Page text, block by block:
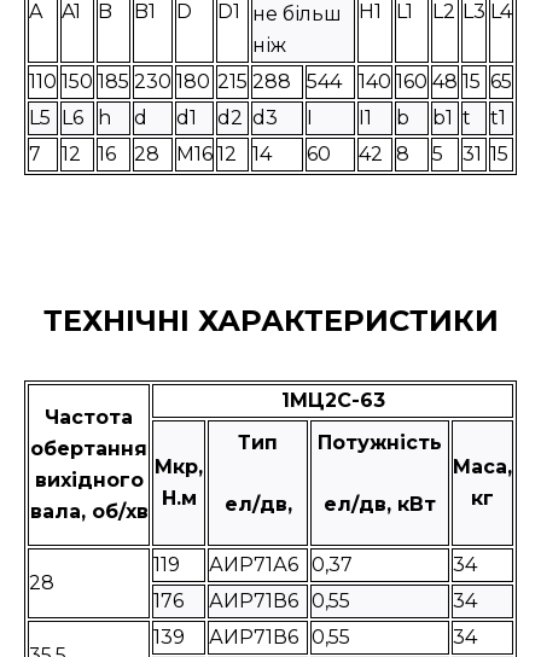
A A1 B B1 D D1 H1 L1 L2 L3 L4
не більш
ніж
110 150 185 230 180 215 288 544 140 160 48 15 65
L5 L6 h d d1 d2 d3 I I1 b b1 t
t1
7
12 16 28 М16 12 14 60 42 8 5 31 15
ТЕХНІЧНІ ХАРАКТЕРИСТИКИ
Частота
обертання
вихідного
вала, об/хв
1МЦ2С-63
Мкр,
Н.м
Тип
ел/дв,
Потужність
ел/дв, кВт
Маса,
кг
28
119 АИР71А6 0,37
34
176
АИР71В6 0,55 34
139 АИР71В6 0,55
34